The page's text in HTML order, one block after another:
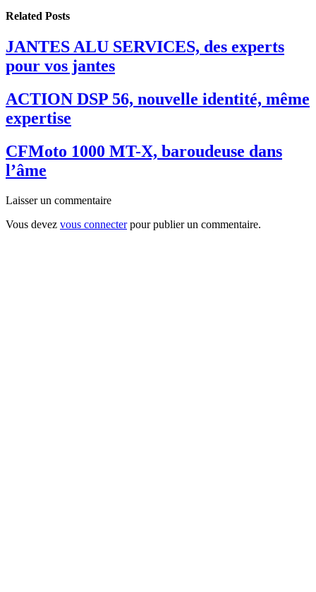
Related Posts
JANTES ALU SERVICES, des experts
pour vos jantes
ACTION DSP 56, nouvelle identité, même
expertise
CFMoto 1000 MT-X, baroudeuse dans
l’âme
Laisser un commentaire
Vous devez vous connecterpour publier un commentaire.